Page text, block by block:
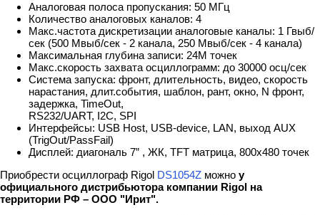
Аналоговая полоса пропускания: 50 МГц
Количество аналоговых каналов: 4
Макс.частота дискретизации аналоговые каналы: 1 Гвыб/
сек (500 Мвыб/сек - 2 канала, 250 Мвыб/сек - 4 канала)
Максимальная глубина записи: 24М точек
Макс.скорость захвата осциллограмм: до 30000 осц/сек
Система запуска: фронт, длительность, видео, скорость
нарастания, длит.события, шаблон, рант, окно, N фронт,
задержка, TimeOut,
RS232/UART, I2C, SPI
Интерфейсы: USB Host, USB-device, LAN, выход AUX
(TrigOut/PassFail)
Дисплей: диагональ 7” , ЖК, TFT матрица, 800х480 точек
Приобрести осциллограф Rigol DS1054Z можно у
официального дистрибьютора компании Rigol на
территории РФ – ООО "Ирит".